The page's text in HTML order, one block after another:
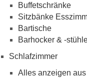
Buffetschränke
Sitzbänke
Bartische
Barhocker & -
Schlafzimmer
Alles anzeigen